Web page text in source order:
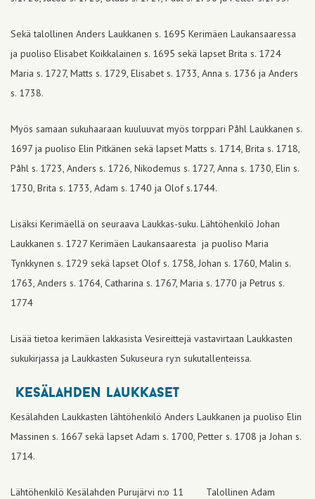
Sekä talollinen Anders Laukkanen s. 1695 Kerimäen Laukansaaressa
ja puoliso Elisabet Koikkalainen s. 1695 sekä lapset Brita s. 1724
Maria s. 1727, Matts s. 1729, Elisabet s. 1733, Anna s. 1736 ja Anders
s. 1738.
Myös samaan sukuhaaraan kuuluuvat myös torppari Påhl Laukkanen s.
1697 ja puoliso Elin Pitkänen sekä lapset Matts s. 1714, Brita s. 1718,
Påhl s. 1723, Anders s. 1726, Nikodemus s. 1727, Anna s. 1730, Elin s.
1730, Brita s. 1733, Adam s. 1740 ja Olof s.1744.
Lisäksi Kerimäellä on seuraava Laukkas-suku. Lähtöhenkilö Johan
Laukkanen s. 1727 Kerimäen Laukansaaresta ja puoliso Maria
Tynkkynen s. 1729 sekä lapset Olof s. 1758, Johan s. 1760, Malin s.
1763, Anders s. 1764, Catharina s. 1767, Maria s. 1770 ja Petrus s.
1774
Lisää tietoa kerimäen lakkasista Vesireittejä vastavirtaan Laukkasten
sukukirjassa ja Laukkasten Sukuseura ry:n sukutallenteissa.
kesälahden laukkaset
Kesälahden Laukkasten lähtöhenkilö Anders Laukkanen ja puoliso Elin
Massinen s. 1667 sekä lapset Adam s. 1700, Petter s. 1708 ja Johan s.
1714.
Lähtöhenkilö Kesälahden Purujärvi n:o 11 Talollinen Adam